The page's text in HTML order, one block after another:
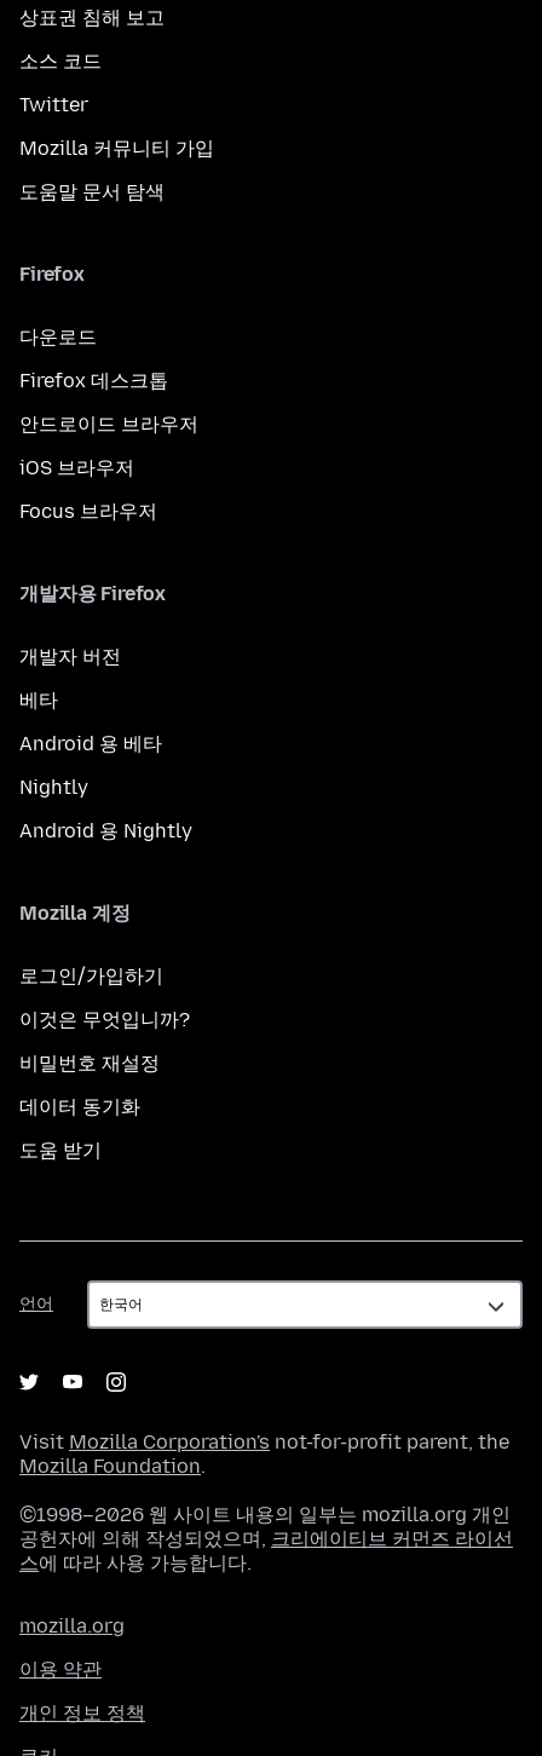
상표권 침해 보고
소스 코드
Twitter
Mozilla 커뮤니티 가입
도움말 문서 탐색
Firefox
다운로드
Firefox 데스크톱
안드로이드 브라우저
iOS 브라우저
Focus 브라우저
개발자용 Firefox
개발자 버전
베타
Android 용 베타
Nightly
Android 용 Nightly
Mozilla 계정
로그인/가입하기
이것은 무엇입니까?
비밀번호 재설정
데이터 동기화
도움 받기
언어
언
어
Visit Mozilla Corporation's not-for-profit parent, the
Mozilla Foundation.
©1998–2026 웹 사이트 내용의 일부는 mozilla.org 개인
공헌자에 의해 작성되었으며, 크리에이티브 커먼즈 라이선
스에 따라 사용 가능합니다.
mozilla.org
이용 약관
개인 정보 정책